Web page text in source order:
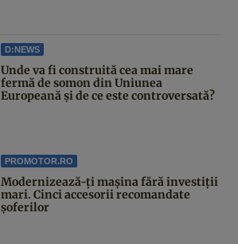
D:NEWS
Unde va fi construită cea mai mare
fermă de somon din Uniunea
Europeană și de ce este controversată?
PROMOTOR.RO
Modernizează-ți mașina fără investiții
mari. Cinci accesorii recomandate
șoferilor